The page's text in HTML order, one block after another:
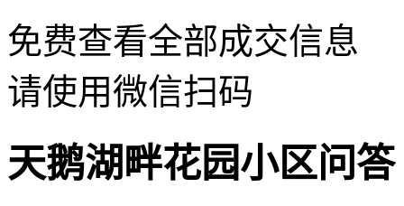
免费查看全部成交信息
请使用微信扫码
天鹅湖畔花园小区问答